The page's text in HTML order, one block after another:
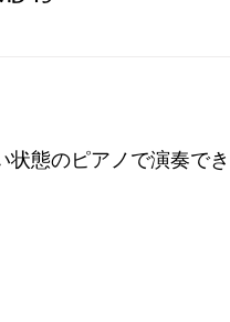
態のピアノで演奏で